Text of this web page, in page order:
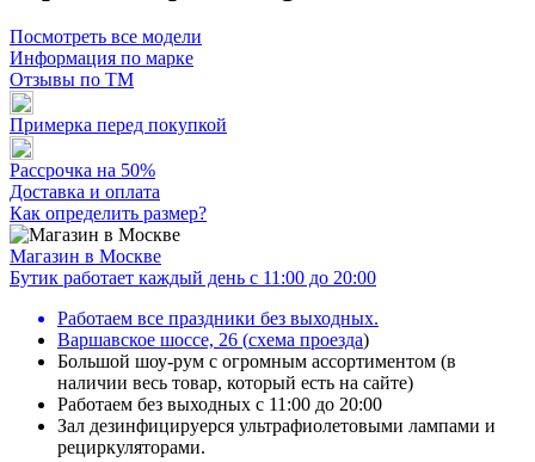
Посмотреть все модели
Информация по марке
Отзывы по ТМ
Примерка перед покупкой
Рассрочка на 50%
Доставка и оплата
Как определить размер?
Магазин в Москве
Бутик работает каждый день с 11:00 до 20:00
Работаем все праздники без выходных.
Варшавское шоссе, 26 (схема проезда)
Большой шоу-рум с огромным ассортиментом (в
наличии весь товар, который есть на сайте)
Работаем без выходных с 11:00 до 20:00
Зал дезинфицируерся ультрафиолетовыми лампами и
рециркуляторами.